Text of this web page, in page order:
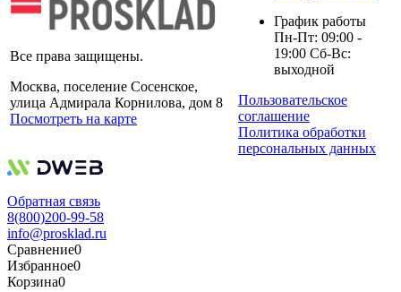
Все права защищены.
Москва, поселение Сосенское,
улица Адмирала Корнилова, дом 8
Посмотреть на карте
График работы
Пн-Пт: 09:00 -
19:00 Сб-Вс:
выходной
Пользовательское
соглашение
Политика обработки
персональных данных
Обратная связь
8(800)200-99-58
info@prosklad.ru
Сравнение0
Избранное0
Корзина0